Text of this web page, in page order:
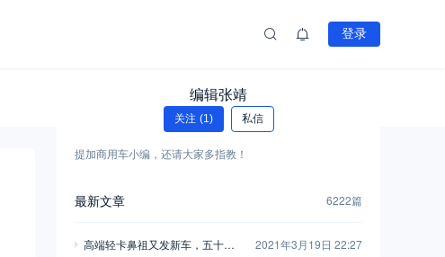
登录
编辑张靖
关注 (1) 私信
提加商用车小编，还请大家多指教！
最新文章 6222篇
高端轻卡鼻祖又发新车，五十铃
2021年3月19日 22:27